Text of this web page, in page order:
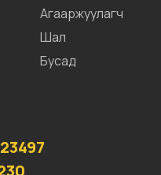
Агааржуулагч
Шал
Бусад